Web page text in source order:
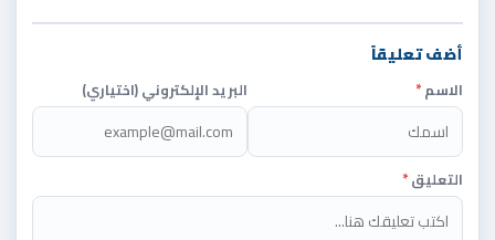
أضف تعليقاً
الاسم* البريد الإلكتروني (اختياري)
التعليق*